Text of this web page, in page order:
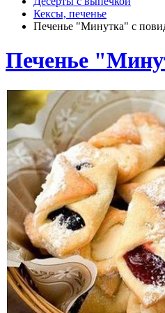
Кексы, печенье
Печенье "Минутка" с
Печенье